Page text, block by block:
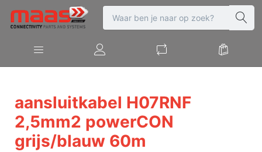
aansluitkabel H07RNF
2,5mm2 powerCON
grijs/blauw 60m